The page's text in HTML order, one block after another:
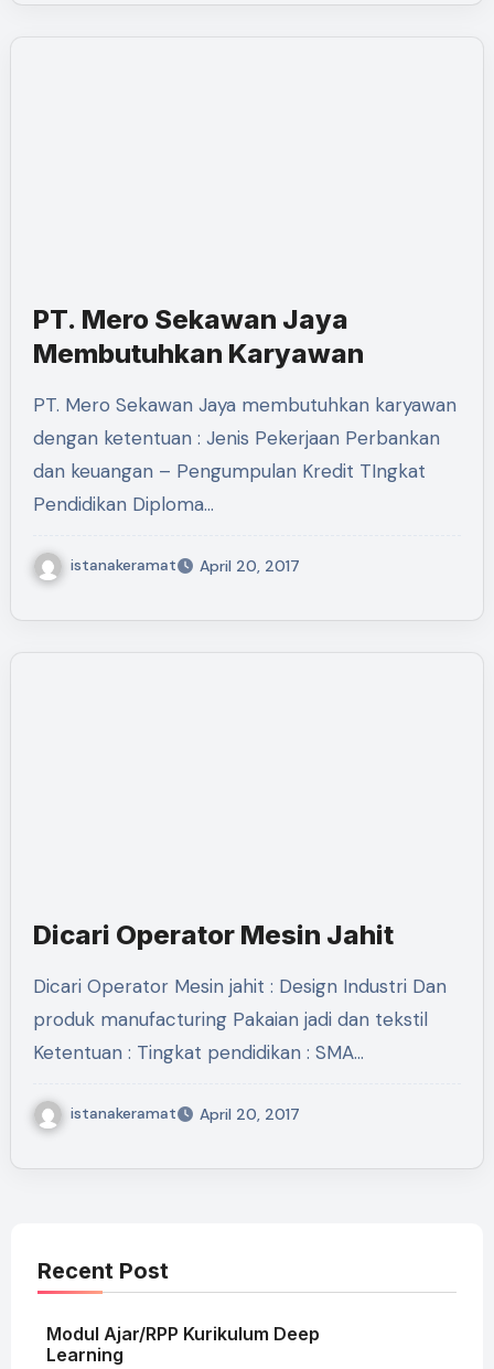
PT. Mero Sekawan Jaya
Membutuhkan Karyawan
PT. Mero Sekawan Jaya membutuhkan karyawan
dengan ketentuan : Jenis Pekerjaan Perbankan
dan keuangan – Pengumpulan Kredit TIngkat
Pendidikan Diploma…
istanakeramat April 20, 2017
Dicari Operator Mesin Jahit
Dicari Operator Mesin jahit : Design Industri Dan
produk manufacturing Pakaian jadi dan tekstil
Ketentuan : Tingkat pendidikan : SMA…
istanakeramat April 20, 2017
Recent Post
Modul Ajar/RPP Kurikulum Deep
Learning